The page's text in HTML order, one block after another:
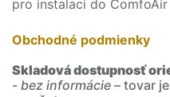
pro instalaci do
Obchodné podmienky
Skladová dostupnosť
- bez informácie – tovar